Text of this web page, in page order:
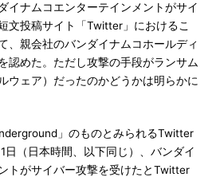
イナムコエンターテインメントがサイ
投稿サイト「Twitter」におけるこ
、親会社のバンダイナムコホールディ
認めた。ただし攻撃の手段がランサム
ウェア）だったのかどうかは明らかに
」のものとみられるTwitter
日（日本時間、以下同じ）、バンダイ
トがサイバー攻撃を受けたとTwitter